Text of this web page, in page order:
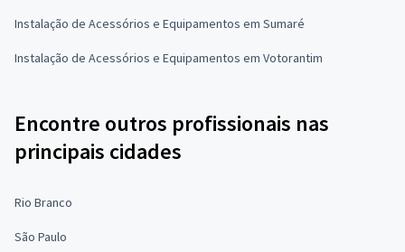
Instalação de Acessórios e Equipamentos em Sumaré
Instalação de Acessórios e Equipamentos em Votorantim
Encontre outros profissionais nas
principais cidades
Rio Branco
São Paulo